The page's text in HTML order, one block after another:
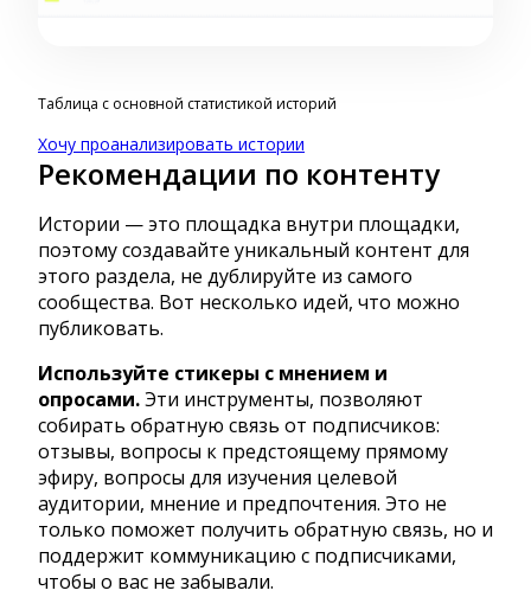
Таблица с основной статистикой историй
Хочу проанализировать истории
Рекомендации по контенту
Истории — это площадка внутри площадки,
поэтому создавайте уникальный контент для
этого раздела, не дублируйте из самого
сообщества. Вот несколько идей, что можно
публиковать.
Используйте стикеры с мнением и
опросами.Эти инструменты, позволяют
собирать обратную связь от подписчиков:
отзывы, вопросы к предстоящему прямому
эфиру, вопросы для изучения целевой
аудитории, мнение и предпочтения. Это не
только поможет получить обратную связь, но и
поддержит коммуникацию с подписчиками,
чтобы о вас не забывали.